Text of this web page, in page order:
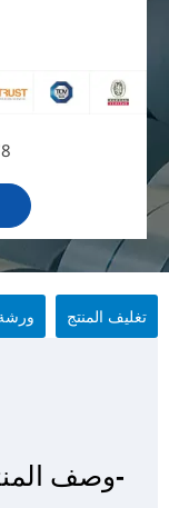
تغليف المنتج
-وصف
-عرض
- ورشة
-تغليف